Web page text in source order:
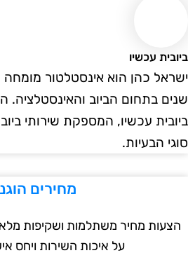
עכשיו
בתחום הביוב והאינסטלציה.
עכשיו, המספקת שירותי ביוב
הבעיות.
מחירים הוגנים
מחיר משתלמות ושקיפות מלאה
על איכות השירות ויחס